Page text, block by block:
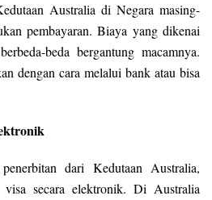
Australia di Negara masing-
pembayaran. Biaya yang dikenai
beda bergantung macamnya.
dengan cara melalui bank atau bisa
dari Kedutaan Australia,
visa secara elektronik. Di Australia